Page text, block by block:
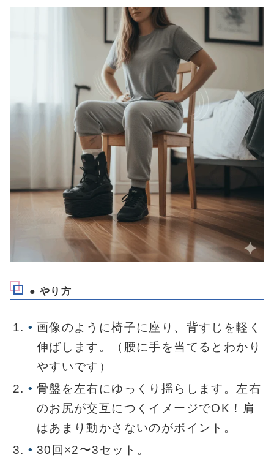
● やり方
画像のように椅子に座り、背すじを軽く
伸ばします。（腰に手を当てるとわかり
やすいです）
骨盤を左右にゆっくり揺らします。左右
のお尻が交互につくイメージでOK！肩
はあまり動かさないのがポイント。
30回×2〜3セット。